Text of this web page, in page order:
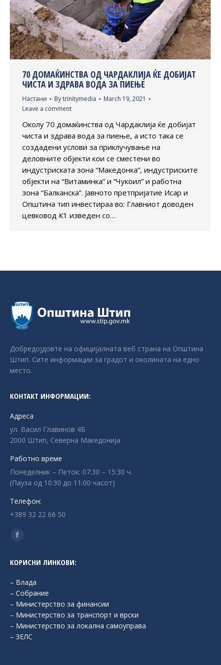
70 ДОМАЌИНСТВА ОД ЧАРДАКЛИЈА ЌЕ ДОБИЈАТ
ЧИСТА И ЗДРАВА ВОДА ЗА ПИЕЊЕ
Настани Bytrinitymedia
March 19, 2021
Leave a comment
Околу 70 домаќинства од Чардаклија ќе добијат
чиста и здрава вода за пиење, а исто така се
создадени услови за приклучување на
деловните објекти кои се сместени во
индустриската зона “Македонка”, индустриските
објекти на “Витаминка” и “Чукоил” и работна
зона “Балканска”. Јавното претпријатие Исар и
Општина тип инвестираа во: Главниот доводен
цевковод К1 изведен со…
Добредојдовте на официјалната веб страна на Општина
Штип. Сите информации за градот и околината на едно
место.
КОНТАКТ ИНФОРМАЦИИ:
Адреса
ул. Васил Главинов 4Б
2000 Штип, Северна Македонија
Работно време
Понеделник – Петок: 07:30 – 15:30 ч.
(Пауза од 10:30 до 11:00 часот)
Телефон:
+389 32 22 66 50
Find us on:
Facebook
opens
in
new
window
КОРИСНИ ЛИНКОВИ:
– Влада
– Собрание
– Министерство за финансии
– Министерство за транспорт и врски
– Министерство за локална самоуправа
– ЗЕЛС